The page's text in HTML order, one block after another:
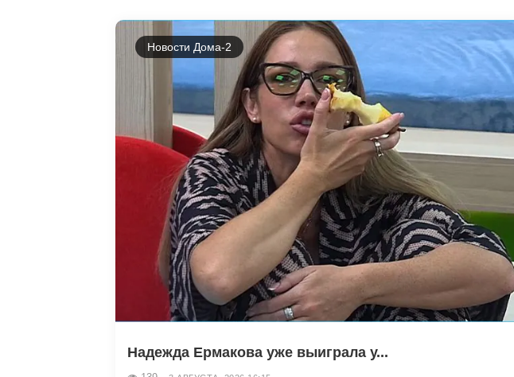
Новости Дома-2
Надежда Ермакова уже выиграла у...